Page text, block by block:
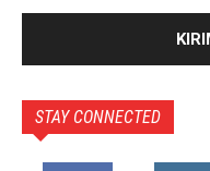
STAY CONNECTED